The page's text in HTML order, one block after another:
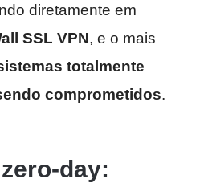
diretamente em
SSL VPN, e o mais
totalmente
comprometidos.
day: